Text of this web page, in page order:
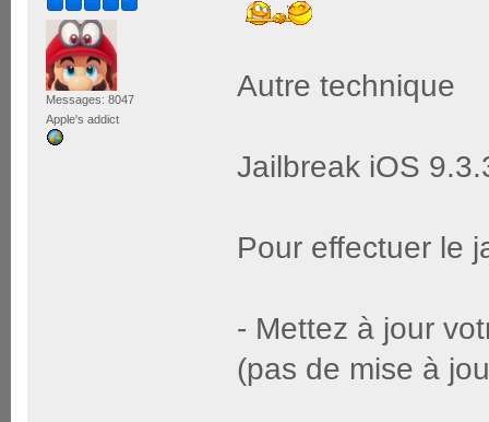
Messages: 8047
Apple's addict
Autre technique
Jailbreak iOS
Pour effectuer le
- Mettez à jour
(pas de mise à